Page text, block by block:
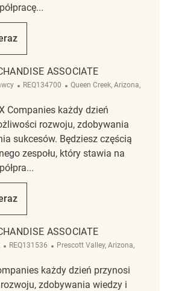
Associate REQ141608
Time Backroom Associate
ASSOCIATE
ReqId
REQ134700 Lokalizacja
Queen Creek, Arizona,
Companies każdy dzień
rozwoju, zdobywania
sukcesów. Będziesz częścią
zespołu, który stawia na
Associate REQ134700
Time Merchandise Associate
ASSOCIATE
ReqId
REQ131536 Lokalizacja
Prescott Valley, Arizona,
każdy dzień przynosi
zdobywania wiedzy i